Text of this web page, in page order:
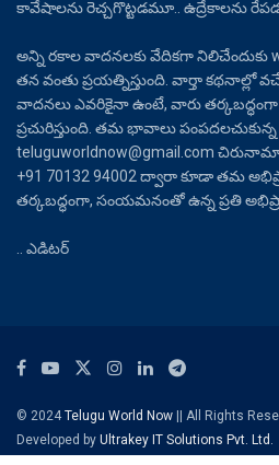
కావేషాలను రెచ్చగొట్టడమూ.. ఉద్రేకాలను
అన్ని రకాల వాదనలకు వేదికగా నిలిచేందుకు
తన వంతు ప్రయత్నిస్తుంది. వార్తా కథనాల్లో
వాదనలు ఎవరికైనా ఉంటే, వారు
ప్రచురిస్తుంది. తమ భావాలు పంపదలచుకున్న
teluguworldnow@gmail.com
+91 70132 94002 ద్వారా కూడా తమ
తర్కబద్ధంగా, సంయమనంతో ఉన్న ప్రతి
.. ఎడిటర్
© 2024Telugu World Now || All Rights
Developed by Ultrakey IT Solutions Pvt. Ltd.